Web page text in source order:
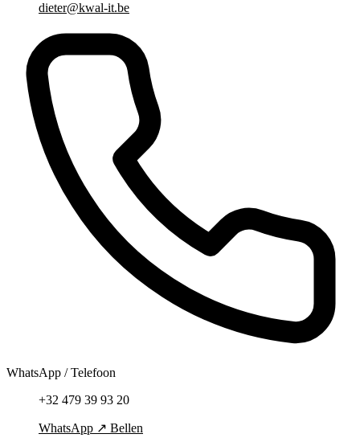
dieter@kwal-it.be
WhatsApp / Telefoon
+32 479 39 93 20
WhatsApp ↗ Bellen